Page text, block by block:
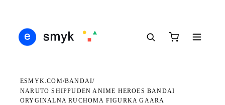
ESMYK.COM/BANDAI/
NARUTO SHIPPUDEN ANIME HEROES BANDAI
ORYGINALNA RUCHOMA FIGURKA GAARA